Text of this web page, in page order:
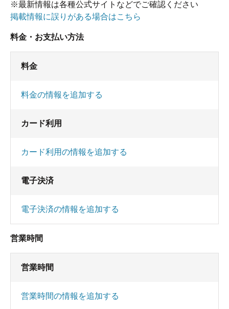
※最新情報は各種公式サイトなどでご確認ください
掲載情報に誤りがある場合はこちら
料金・お支払い方法
料金
料金の情報を追加する
カード利用
カード利用の情報を追加する
電子決済
電子決済の情報を追加する
営業時間
営業時間
営業時間の情報を追加する